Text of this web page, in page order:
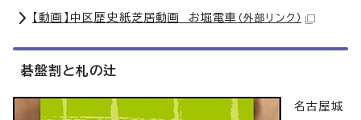
【動画】中区歴史紙芝居動画 お堀電車 （外部リンク）
碁盤割と札の辻
名古屋城